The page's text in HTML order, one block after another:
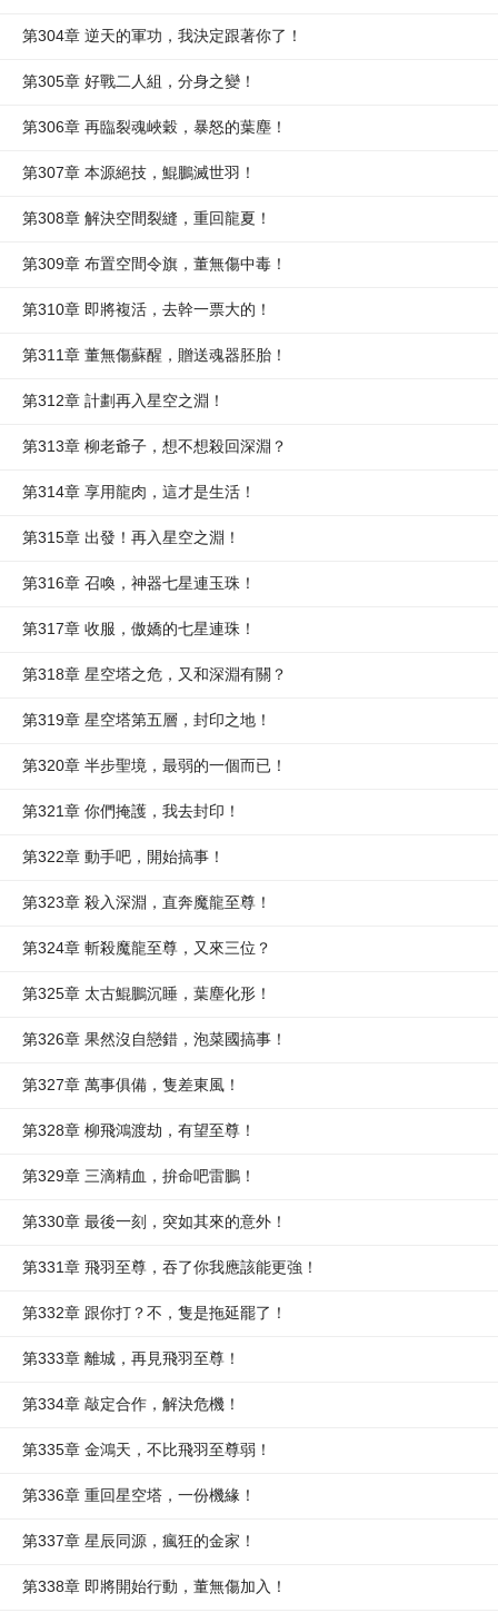
第304章 逆天的軍功，我決定跟著你了！
第305章 好戰二人組，分身之變！
第306章 再臨裂魂峽穀，暴怒的葉塵！
第307章 本源絕技，鯤鵬滅世羽！
第308章 解決空間裂縫，重回龍夏！
第309章 布置空間令旗，董無傷中毒！
第310章 即將複活，去幹一票大的！
第311章 董無傷蘇醒，贈送魂器胚胎！
第312章 計劃再入星空之淵！
第313章 柳老爺子，想不想殺回深淵？
第314章 享用龍肉，這才是生活！
第315章 出發！再入星空之淵！
第316章 召喚，神器七星連玉珠！
第317章 收服，傲嬌的七星連珠！
第318章 星空塔之危，又和深淵有關？
第319章 星空塔第五層，封印之地！
第320章 半步聖境，最弱的一個而已！
第321章 你們掩護，我去封印！
第322章 動手吧，開始搞事！
第323章 殺入深淵，直奔魔龍至尊！
第324章 斬殺魔龍至尊，又來三位？
第325章 太古鯤鵬沉睡，葉塵化形！
第326章 果然沒自戀錯，泡菜國搞事！
第327章 萬事俱備，隻差東風！
第328章 柳飛鴻渡劫，有望至尊！
第329章 三滴精血，拚命吧雷鵬！
第330章 最後一刻，突如其來的意外！
第331章 飛羽至尊，吞了你我應該能更強！
第332章 跟你打？不，隻是拖延罷了！
第333章 離城，再見飛羽至尊！
第334章 敲定合作，解決危機！
第335章 金鴻天，不比飛羽至尊弱！
第336章 重回星空塔，一份機緣！
第337章 星辰同源，瘋狂的金家！
第338章 即將開始行動，董無傷加入！